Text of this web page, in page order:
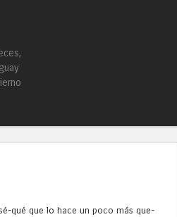
qué que lo hace un poco más que-